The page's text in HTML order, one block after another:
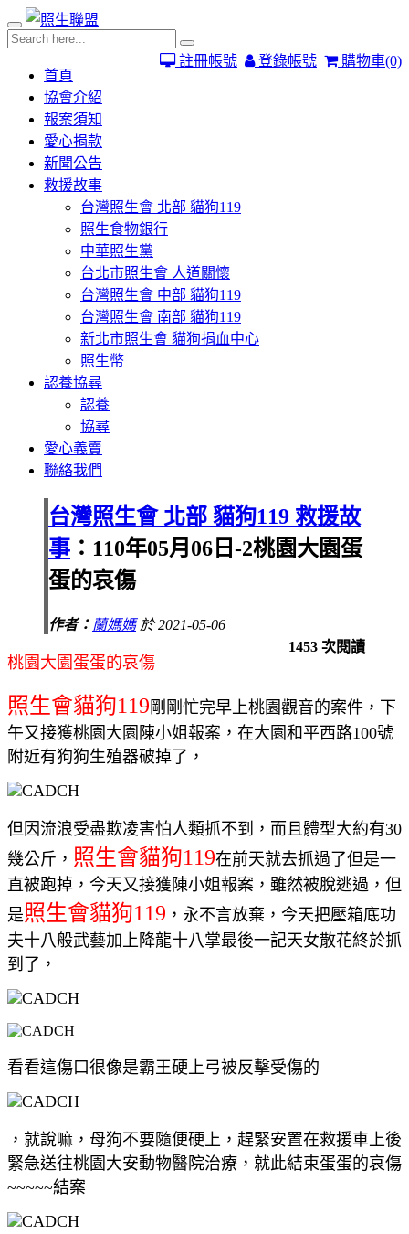
購物車(0)
登錄帳號
註冊帳號
首頁
協會介紹
報案須知
愛心捐款
新聞公告
救援故事
台灣照生會 北部 貓狗119
照生食物銀行
中華照生黨
台北市照生會 人道關懷
台灣照生會 中部 貓狗119
台灣照生會 南部 貓狗119
新北市照生會 貓狗捐血中心
照生幣
認養協尋
認養
協尋
愛心義賣
聯絡我們
台灣照生會 北部 貓狗119 救援故
事 ：110年05月06日-2桃園大園蛋
蛋的哀傷
作者： 蘭媽媽於 2021-05-06
1453 次閱讀
桃園大園蛋蛋的哀傷
照生會貓狗119 剛剛忙完早上桃園觀音的案件，下
午又接獲桃園大園陳小姐報案，在大園和平西路100號
附近有狗狗生殖器破掉了，
但因流浪受盡欺凌害怕人類抓不到，而且體型大約有30
幾公斤， 照生會貓狗119在前天就去抓過了但是一
直被跑掉，今天又接獲陳小姐報案，雖然被脫逃過，但
是照生會貓狗119 ，永不言放棄，今天把壓箱底功
夫十八般武藝加上降龍十八掌最後一記天女散花終於抓
到了，
看看這傷口很像是霸王硬上弓被反擊受傷的
，就說嘛，母狗不要隨便硬上，趕緊安置在救援車上後
緊急送往桃園大安動物醫院治療，就此結束蛋蛋的哀傷
~~~~~結案